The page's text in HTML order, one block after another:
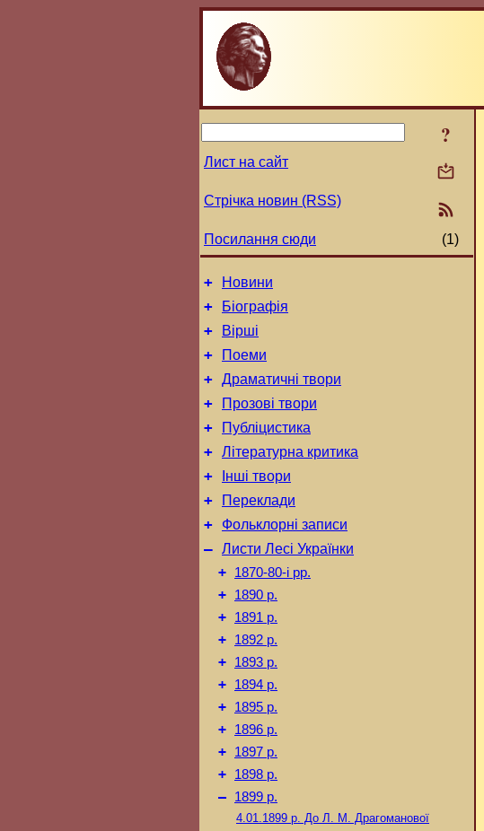
?
Лист на сайт
Стрічка новин (RSS)
Посилання сюди (1)
+ Новини
+ Біографія
+ Вірші
+ Поеми
+ Драматичні твори
+ Прозові твори
+ Публіцистика
+ Літературна критика
+ Інші твори
+ Переклади
+ Фольклорні записи
– Листи Лесі Українки
+
1870-80-і рр.
+ 1890 р.
+ 1891 р.
+ 1892 р.
+ 1893 р.
+ 1894 р.
+ 1895 р.
+ 1896 р.
+ 1897 р.
+ 1898 р.
– 1899 р.
4.01.1899 р. До Л. М. Драгоманової